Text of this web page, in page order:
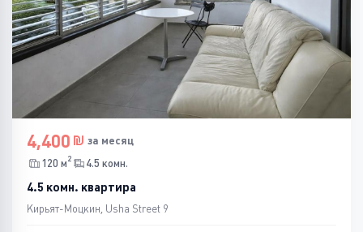
4,400
за месяц
120 м2 4.5 комн.
4.5 комн. квартира
Кирьят-Моцкин, Usha Street 9